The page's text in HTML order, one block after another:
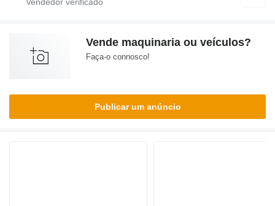
Vende maquinaria ou veículos?
Faça-o connosco!
Publicar um anúncio